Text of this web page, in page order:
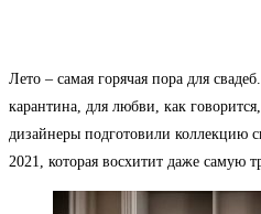
Лето – самая горячая пора для
карантина, для любви, как
дизайнеры подготовили коллекцию
2021, которая восхитит даже самую